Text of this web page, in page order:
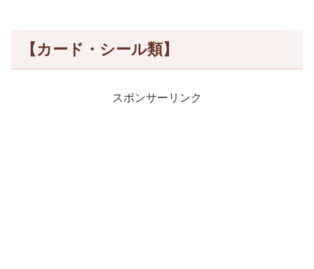
【カード・シール類】
スポンサーリンク